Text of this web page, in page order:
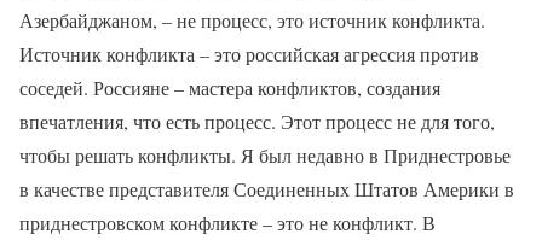
Азербайджаном, – не процесс, это источник конфликта.
Источник конфликта – это российская агрессия против
соседей. Россияне – мастера конфликтов, создания
впечатления, что есть процесс. Этот процесс не для того,
чтобы решать конфликты. Я был недавно в Приднестровье
в качестве представителя Соединенных Штатов Америки в
приднестровском конфликте – это не конфликт. В